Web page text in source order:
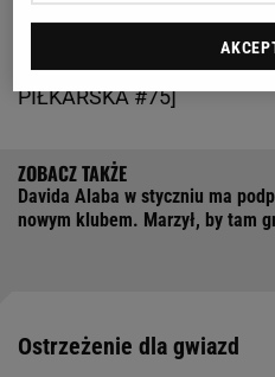
Zobacz wideo"To, co
niepojęte. To nie może być
PIŁKARSKA #75]
Davida Alaba w styczniu ma
nowym klubem. Marzył, by tam
Ostrzeżenie dla gwiazd